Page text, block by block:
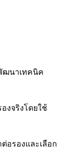
ฒนาเทคนิค
จริงโดยใช้
อรองและเลือก